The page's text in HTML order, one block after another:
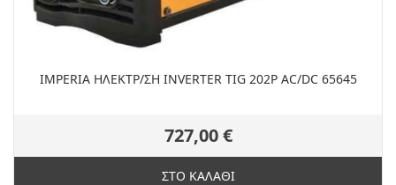
IMPERIA ΗΛΕΚΤΡ/ΣΗ INVERTER TIG 202P AC/DC 65645
727,00 €
ΣΤΟ ΚΑΛΑΘΙ